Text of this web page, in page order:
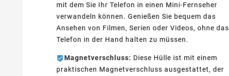
mit dem Sie Ihr Telefon in einen Mini-Fernseher
verwandeln können. Genießen Sie bequem das
Ansehen von Filmen, Serien oder Videos, ohne das
Telefon in der Hand halten zu müssen.
Magnetverschluss: Diese Hülle ist mit einem
praktischen Magnetverschluss ausgestattet, der